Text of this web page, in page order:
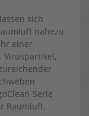
sich
nahezu
einer
Viruspartikel,
Serie
Raumluft.